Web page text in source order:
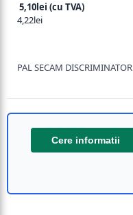
5,10lei (cu TVA)
4,22lei
PAL SECAM DISCRIMINATOR
Cere informatii